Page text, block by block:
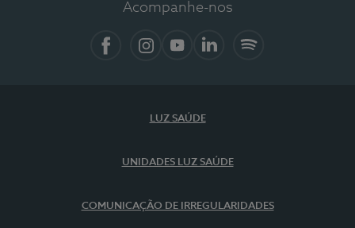
Acompanhe-nos
LUZ SAÚDE
UNIDADES LUZ SAÚDE
COMUNICAÇÃO DE IRREGULARIDADES